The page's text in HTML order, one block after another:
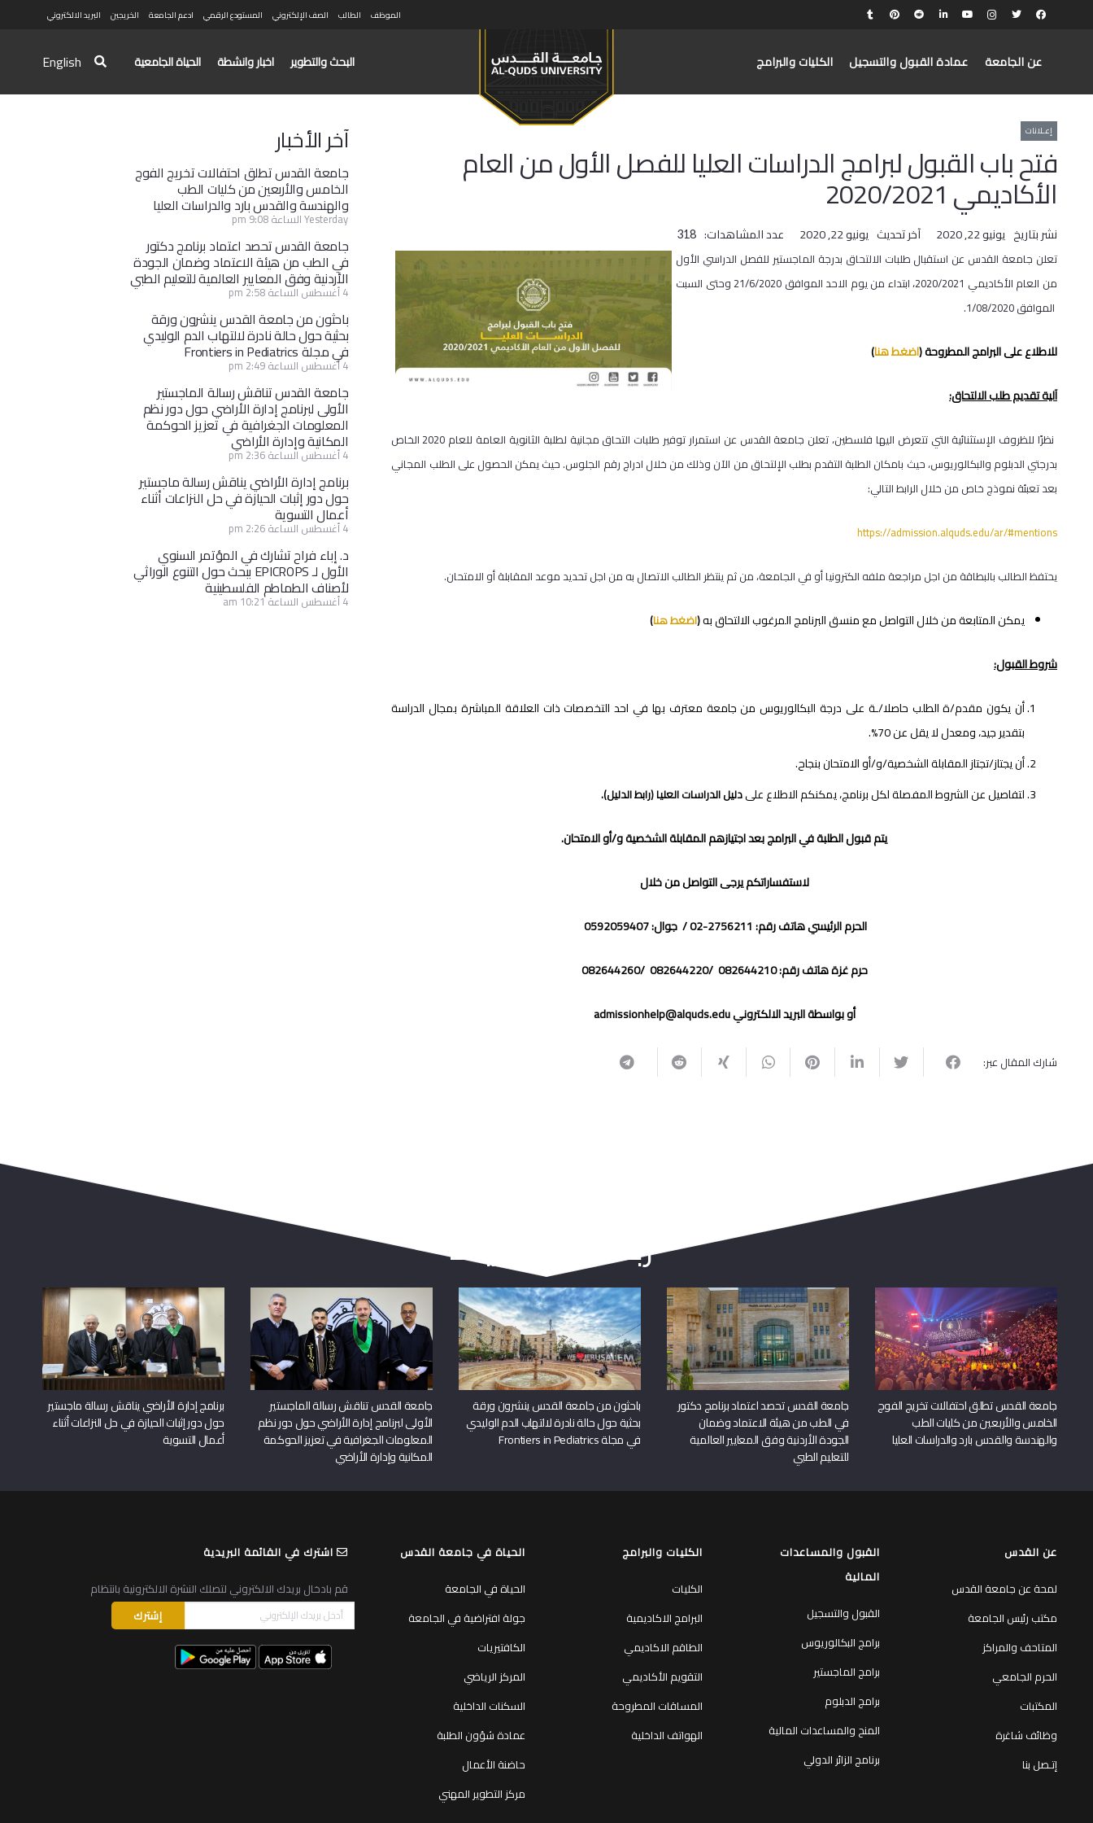
الموظف الطالب الصف الإلكتروني المستودع الرقمي ادعم الجامعة الخريجين البريد الالكتروني
عن الجامعة عمادة القبول والتسجيل الكليات والبرامج البحث والتطوير اخبار وانشطة الحياة الجامعية English
إعـلانات
فتح باب القبول لبرامج الدراسات العليا للفصل الأول من العام
الأكاديمي 2020/2021
نشر بتاريخ يونيو 22, 2020 آخر تحديث يونيو 22, 2020 عدد المشاهدات: 318
تعلن جامعة القدس عن استقبال طلبات الالتحاق بدرجة الماجستير للفصل الدراسي الأول
من العام الأكاديمي 2020/2021، ابتداء من يوم الاحد الموافق 21/6/2020 وحتى السبت
الموافق 1/08/2020.
للاطلاع على البرامج المطروحة (اضغط هنا)
آلية تقديم طلب الالتحاق:
نظرًا للظروف الإستثنائية التي تتعرض اليها فلسطين، تعلن جامعة القدس عن استمرار توفير طلبات التحاق مجانية لطلبة الثانوية العامة للعام 2020 الخاص
بدرجتي الدبلوم والبكالوريوس، حيث بامكان الطلبة التقدم بطلب الإلتحاق من الآن وذلك من خلال ادراج رقم الجلوس. حيث يمكن الحصول على الطلب المجاني
بعد تعبئة نموذج خاص من خلال الرابط التالي:
https://admission.alquds.edu/ar/#mentions
يحتفظ الطالب بالبطاقة من اجل مراجعة ملفه الكترونيا أو في الجامعة، من ثم ينتظر الطالب الاتصال به من اجل تحديد موعد المقابلة أو الامتحان.
يمكن المتابعة من خلال التواصل مع منسق البرنامج المرغوب الالتحاق به(اضغط هنا)
شروط القبول:
أن يكون مقدم/ة الطلب حاصلا/ـة على درجة البكالوريوس من جامعة معترف بها في احد التخصصات ذات العلاقة المباشرة بمجال الدراسة
بتقدير جيد، ومعدل لا يقل عن 70%.
أن يجتاز/تجتاز المقابلة الشخصية/و/أو الامتحان بنجاح.
لتفاصيل عن الشروط المفصلة لكل برنامج، يمكنكم الاطلاع علىدليل الدراسات العليا (رابط الدليل).
يتم قبول الطلبة في البرامج بعد اجتيازهم المقابلة الشخصية و/أو الامتحان.
لاستفساراتكم يرجى التواصل من خلال
الحرم الرئيسي هاتف رقم: 2756211-02 / جوال: 0592059407
حرم غزة هاتف رقم: 082644210 /082644220 /082644260
أو بواسطة البريد الالكترونيadmissionhelp@alquds.edu
شارك المقال عبر:
آخر الأخبار
جامعة القدس تطلق احتفالات تخريج الفوج
الخامس والأربعين من كليات الطب
والهندسة والقدس بارد والدراسات العليا
Yesterday الساعة 9:08 pm
جامعة القدس تحصد اعتماد برنامج دكتور
في الطب من هيئة الاعتماد وضمان الجودة
الأردنية وفق المعايير العالمية للتعليم الطبي
4 أغسطس الساعة 2:58 pm
باحثون من جامعة القدس ينشرون ورقة
بحثية حول حالة نادرة لالتهاب الدم الوليدي
في مجلة Frontiers in Pediatrics
4 أغسطس الساعة 2:49 pm
جامعة القدس تناقش رسالة الماجستير
الأولى لبرنامج إدارة الأراضي حول دور نظم
المعلومات الجغرافية في تعزيز الحوكمة
المكانية وإدارة الأراضي
4 أغسطس الساعة 2:36 pm
برنامج إدارة الأراضي يناقش رسالة ماجستير
حول دور إثبات الحيازة في حل النزاعات أثناء
أعمال التسوية
4 أغسطس الساعة 2:26 pm
د. إباء فراح تشارك في المؤتمر السنوي
الأول لـ EPICROPS ببحث حول التنوع الوراثي
لأصناف الطماطم الفلسطينية
4 أغسطس الساعة 10:21 am
ربما يعجبك أيضا
جامعة القدس تطلق احتفالات تخريج الفوج
الخامس والأربعين من كليات الطب
والهندسة والقدس بارد والدراسات العليا
جامعة القدس تحصد اعتماد برنامج دكتور
في الطب من هيئة الاعتماد وضمان
الجودة الأردنية وفق المعايير العالمية
للتعليم الطبي
باحثون من جامعة القدس ينشرون ورقة
بحثية حول حالة نادرة لالتهاب الدم الوليدي
في مجلة Frontiers in Pediatrics
جامعة القدس تناقش رسالة الماجستير
الأولى لبرنامج إدارة الأراضي حول دور نظم
المعلومات الجغرافية في تعزيز الحوكمة
المكانية وإدارة الأراضي
برنامج إدارة الأراضي يناقش رسالة ماجستير
حول دور إثبات الحيازة في حل النزاعات أثناء
أعمال التسوية
عن القدس
لمحة عن جامعة القدس
مكتب رئيس الجامعة
المتاحف والمراكز
الحرم الجامعي
المكتبات
وظائف شاغرة
إتـصل بنا
القبول والمساعدات
المالية
القبول والتسجيل
برامج البكالوريوس
برامج الماجستير
برامج الدبلوم
المنح والمساعدات المالية
برنامج الزائر الدولي
الكليات والبرامج
الكليات
البرامج الاكاديمية
الطاقم الاكاديمي
التقويم الأكاديمي
المساقات المطروحة
الهواتف الداخلية
الحياة في جامعة القدس
الحياة في الجامعة
جولة افتراضية في الجامعة
الكافتيريات
المركز الرياضي
السكنات الداخلية
عمادة شؤون الطلبة
حاضنة الأعمال
مركز التطوير المهني
اشترك في القائمة البريدية
قم بادخال بريدك الالكتروني لتصلك النشرة الالكترونية بانتظام